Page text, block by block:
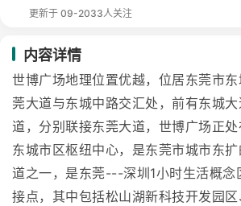
更新于 09-2033人关注
内容详情
世博广场地理位置优越，位居东莞市
莞大道与东城中路交汇处，前有东城
道，分别联接东莞大道，世博广场正
东城市区枢纽中心，是东莞市城市东
道之一，是东莞---深圳1小时生活概念
接点，其中包括松山湖新科技开发园